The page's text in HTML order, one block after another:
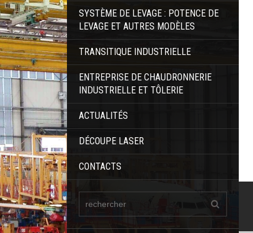
SYSTÈME DE LEVAGE : POTENCE DE
LEVAGE ET AUTRES MODÈLES
TRANSITIQUE INDUSTRIELLE
ENTREPRISE DE CHAUDRONNERIE
INDUSTRIELLE ET TÔLERIE
ACTUALITÉS
DÉCOUPE LASER
CONTACTS